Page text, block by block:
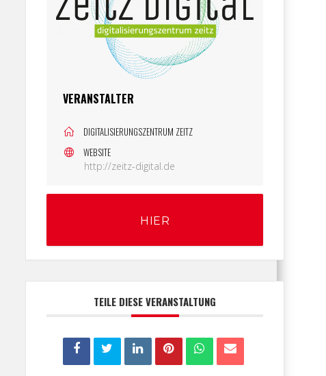
VERANSTALTER
DIGITALISIERUNGSZENTRUM ZEITZ
WEBSITE
http://zeitz-digital.de
HIER
TEILE DIESE VERANSTALTUNG